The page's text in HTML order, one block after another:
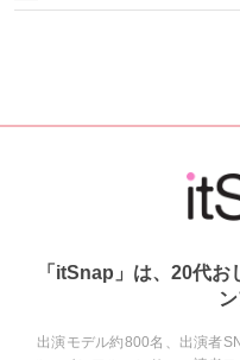
「itSnap」は、20代お
出演モデル約800名、出演者